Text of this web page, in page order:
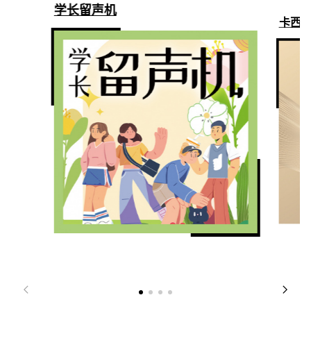
学长留声机
卡西